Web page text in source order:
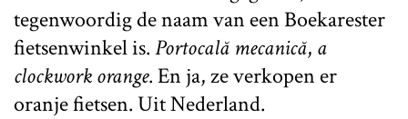
tegenwoordig de naam van een Boekarester
fietsenwinkel is.Portocală mecanică, a
clockwork orange. En ja, ze verkopen er
oranje fietsen. Uit Nederland.